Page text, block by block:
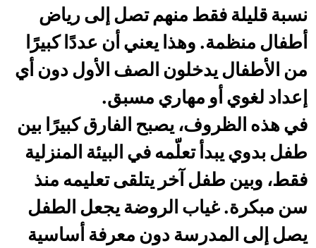
نسبة قليلة فقط منهم تصل إلى رياض
أطفال منظمة. وهذا يعني أن عددًا كبيرًا
من الأطفال يدخلون الصف الأول دون أي
إعداد لغوي أو مهاري مسبق.
في هذه الظروف، يصبح الفارق كبيرًا بين
طفل بدوي يبدأ تعلّمه في البيئة المنزلية
فقط، وبين طفل آخر يتلقى تعليمه منذ
سن مبكرة. غياب الروضة يجعل الطفل
يصل إلى المدرسة دون معرفة أساسية